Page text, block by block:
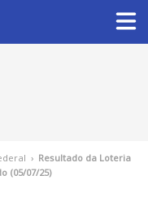
› Resultado da Loteria
(05/07/25)